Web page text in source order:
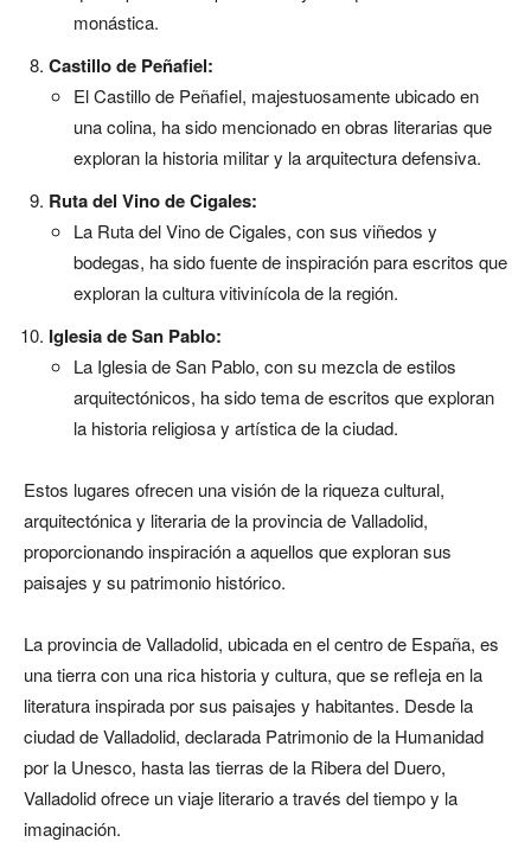
monástica.
Castillo de Peñafiel:
El Castillo de Peñafiel, majestuosamente ubicado en
una colina, ha sido mencionado en obras literarias que
exploran la historia militar y la arquitectura defensiva.
Ruta del Vino de Cigales:
La Ruta del Vino de Cigales, con sus viñedos y
bodegas, ha sido fuente de inspiración para escritos que
exploran la cultura vitivinícola de la región.
Iglesia de San Pablo:
La Iglesia de San Pablo, con su mezcla de estilos
arquitectónicos, ha sido tema de escritos que exploran
la historia religiosa y artística de la ciudad.
Estos lugares ofrecen una visión de la riqueza cultural,
arquitectónica y literaria de la provincia de Valladolid,
proporcionando inspiración a aquellos que exploran sus
paisajes y su patrimonio histórico.
La provincia de Valladolid, ubicada en el centro de España, es
una tierra con una rica historia y cultura, que se refleja en la
literatura inspirada por sus paisajes y habitantes. Desde la
ciudad de Valladolid, declarada Patrimonio de la Humanidad
por la Unesco, hasta las tierras de la Ribera del Duero,
Valladolid ofrece un viaje literario a través del tiempo y la
imaginación.